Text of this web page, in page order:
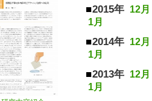
2015年 12月
1月
2014年 12月
1月
2013年 12月
1月